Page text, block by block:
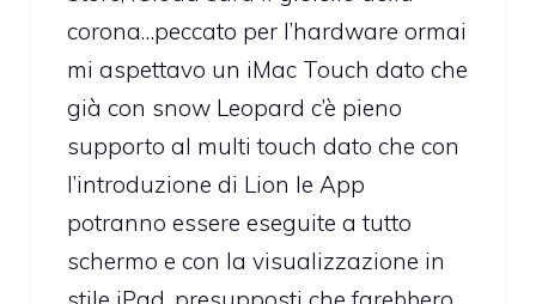
corona…peccato per l’hardware ormai
mi aspettavo un iMac Touch dato che
già con snow Leopard c’è pieno
supporto al multi touch dato che con
l’introduzione di Lion le App
potranno essere eseguite a tutto
schermo e con la visualizzazione in